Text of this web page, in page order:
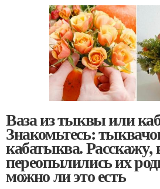
Ваза из тыквы или
Знакомьтесь:
кабатыква. Расскажу,
переопылились их
можно ли это есть